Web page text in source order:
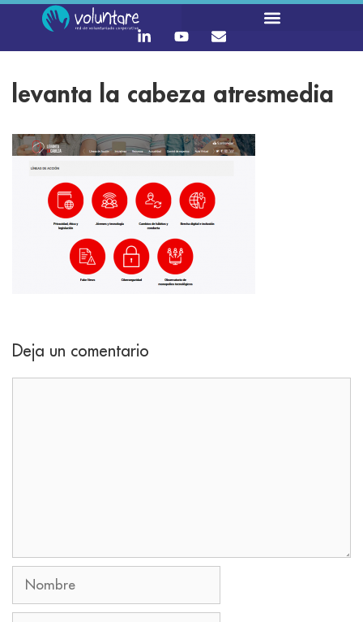
levanta la cabeza atresmedia
Deja un comentario